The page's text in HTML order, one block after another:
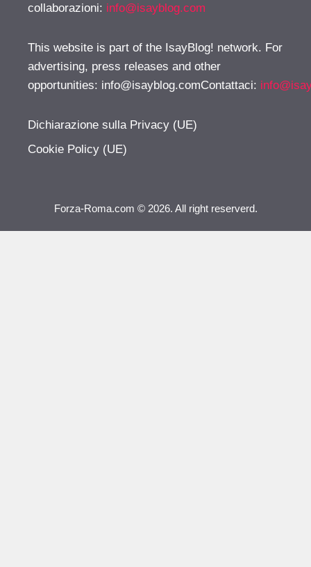
collaborazioni: info@isayblog.com
This website is part of the IsayBlog! network. For
advertising, press releases and other
opportunities: info@isayblog.comContattaci:
Dichiarazione sulla Privacy (UE)
Cookie Policy (UE)
Forza-Roma.com © 2026. All right reserverd.